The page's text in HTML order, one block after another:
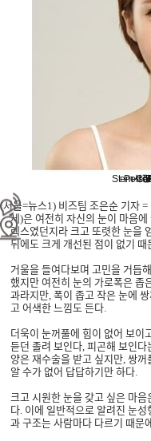
Stem
(서울=뉴스1) 비즈팀 조은순 기자 =
세)은 여전히 자신의 눈이 마음에
렉스였던지라 크고 또렷한 눈을
뒤에도 크게 개선된 점이 없기 때
거울을 들여다보며 고민을 거듭
했지만 여전히 눈의 가로폭은 좁
과라지만 ,폭이 좁고 작은 눈에
고 어색한 느낌도 든다
더욱이 눈꺼풀에 힘이 없어 보이
듣던 졸려 보인다 ,피곤해 보인다
양은 재수술을 받고 싶지만 ,쌍꺼
알 수가 없어 답답하기만 하다
크고 시원한 눈을 갖고 싶은 마
다 이에 일반적으로 알려진 눈
과 구조는 사람마다 다르기 때문